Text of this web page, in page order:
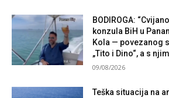
BODIROGA:
konzula BiH u
Kola — povezanog
„Tito i Dino“, a s
09/08/2026
Teška situacija na